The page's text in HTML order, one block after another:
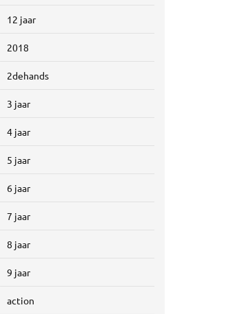
12 jaar
2018
2dehands
3 jaar
4 jaar
5 jaar
6 jaar
7 jaar
8 jaar
9 jaar
action